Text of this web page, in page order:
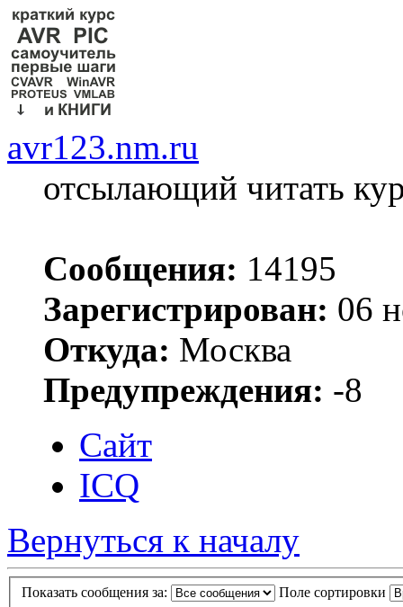
avr123.nm.ru
отсылающий читать
Сообщения: 14195
Зарегистрирован: 06
Откуда: Москва
Предупреждения: -8
Сайт
ICQ
Вернуться к началу
Показать сообщения за: Поле сортировки